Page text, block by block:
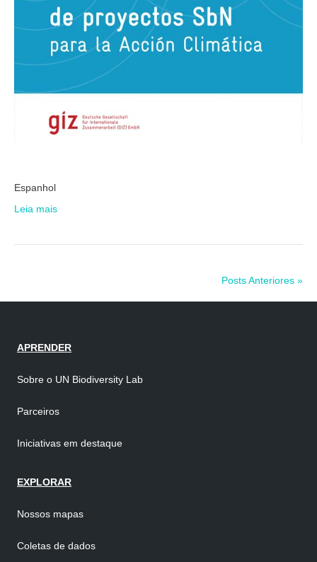
Espanhol
Leia mais
Posts Anteriores »
APRENDER
Sobre o UN Biodiversity Lab
Parceiros
Iniciativas em destaque
EXPLORAR
Nossos mapas
Coletas de dados